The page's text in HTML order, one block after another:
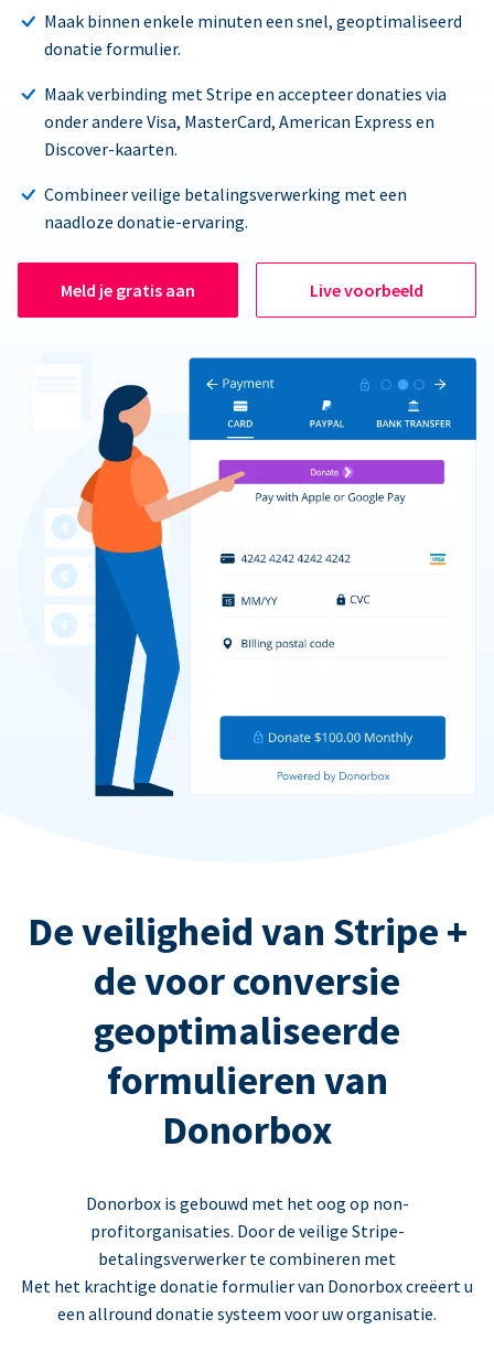
Maak binnen enkele minuten een snel, geoptimaliseerd
donatie formulier.
Maak verbinding met Stripe en accepteer donaties via
onder andere Visa, MasterCard, American Express en
Discover-kaarten.
Combineer veilige betalingsverwerking met een
naadloze donatie-ervaring.
Meld je gratis aan Live voorbeeld
De veiligheid van Stripe +
de voor conversie
geoptimaliseerde
formulieren van
Donorbox
Donorbox is gebouwd met het oog op non-
profitorganisaties. Door de veilige Stripe-
betalingsverwerker te combineren met
Met het krachtige donatie formulier van Donorbox creëert u
een allround donatie systeem voor uw organisatie.